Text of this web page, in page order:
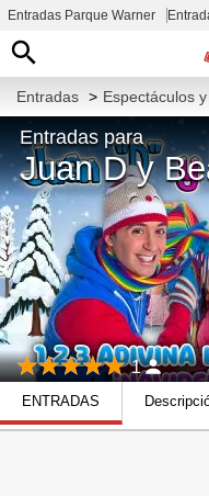
Entradas Parque Warner
Entradas > Espectáculos
Entradas para
Juan D y
1
ENTRADAS